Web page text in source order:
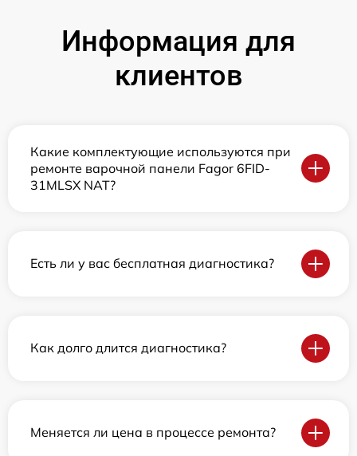
Информация для
клиентов
Какие комплектующие используются при
ремонте варочной панели Fagor 6FID-
31MLSX NAT?
Есть ли у вас бесплатная диагностика?
Как долго длится диагностика?
Меняется ли цена в процессе ремонта?